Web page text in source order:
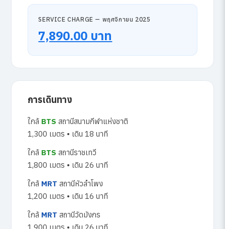
SERVICE CHARGE — พฤศจิกายน 2025
7,890.00 บาท
การเดินทาง
ใกล้ BTS สถานีสนามกีฬาแห่งชาติ
1,300 เมตร • เดิน 18 นาที
ใกล้ BTS สถานีราชเทวี
1,800 เมตร • เดิน 26 นาที
ใกล้ MRT สถานีหัวลำโพง
1,200 เมตร • เดิน 16 นาที
ใกล้ MRT สถานีวัดมังกร